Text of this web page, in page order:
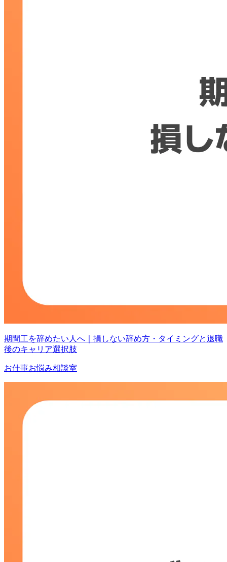
期間工を辞めたい人へ｜損しない辞め方・タイミングと退職
後のキャリア選択肢
お仕事お悩み相談室